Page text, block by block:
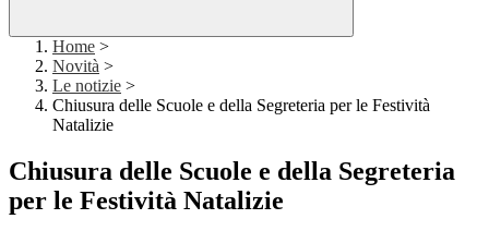
Home >
Novità >
Le notizie >
Chiusura delle Scuole e della Segreteria per le Festività
Natalizie
Chiusura delle Scuole e della Segreteria
per le Festività Natalizie